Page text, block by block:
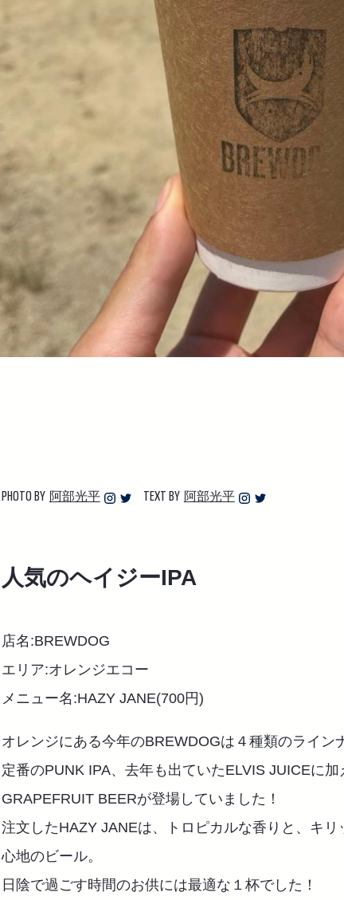
PHOTO BY 阿部光平 TEXT BY 阿部光平
人気のヘイジーIPA
店名:BREWDOG
エリア:オレンジエコー
メニュー名:HAZY JANE(700円)
オレンジにある今年のBREWDOGは４種類のライン
定番のPUNK IPA、去年も出ていたELVIS JUICEに加
GRAPEFRUIT BEERが登場していました！
注文したHAZY JANEは、トロピカルな香りと、キ
心地のビール。
日陰で過ごす時間のお供には最適な１杯でした！